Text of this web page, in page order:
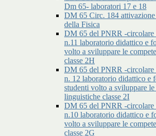
Dm 65- laboratori 17 e 18
DM 65 Circ. 184
della Fisica
DM 65 del PNRR -circolare
n.11 laboratorio didattico e
volto a sviluppare le
classe 2H
DM 65 del PNRR -circolare
n. 12 laboratorio didattico e
studenti volto a sviluppare le
linguistiche classe 2I
DM 65 del PNRR -circolare
n.10 laboratorio didattico e
volto a sviluppare le
classe 2G